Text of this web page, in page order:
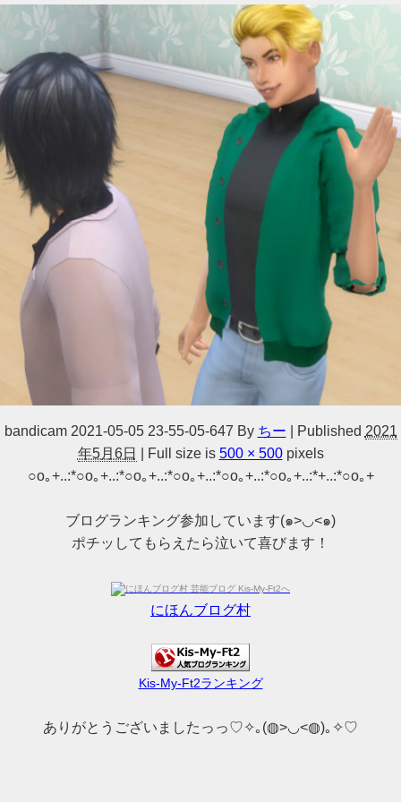
bandicam 2021-05-05 23-55-05-647 By ちー Published 2021
年5月6日
Full size is 500 × 500pixels
○o｡+..:*○o｡+..:*○o｡+..:*○o｡+..:*○o｡+..:*○o｡+..:*+..:*○o｡+
ブログランキング参加しています(๑>◡<๑)
ポチッしてもらえたら泣いて喜びます！
にほんブログ村
Kis-My-Ft2ランキング
ありがとうございましたっっ♡✧｡(◍>◡<◍)｡✧♡